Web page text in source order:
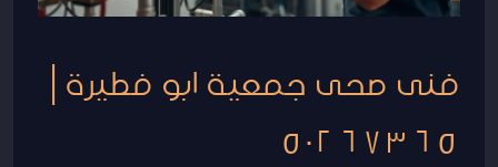
فنى صحى جمعية ابو فطيرة |
50267365